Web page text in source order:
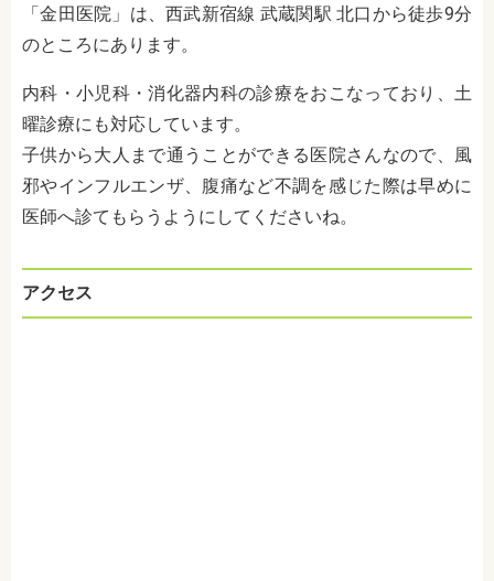
「金田医院」は、西武新宿線 武蔵関駅 北口から徒歩9分
のところにあります。
内科・小児科・消化器内科の診療をおこなっており、土
曜診療にも対応しています。
子供から大人まで通うことができる医院さんなので、風
邪やインフルエンザ、腹痛など不調を感じた際は早めに
医師へ診てもらうようにしてくださいね。
アクセス